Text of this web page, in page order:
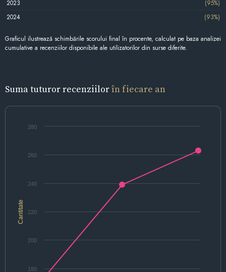
2023
(95%)
2024
(93%)
Graficul ilustrează schimbările scorului final în procente, calculat pe baza analizei
cumulative a recenziilor disponibile ale utilizatorilor din surse diferite.
Suma tuturor recenziilorîn fiecare an
Cantitate
180
200
220
240
260
280